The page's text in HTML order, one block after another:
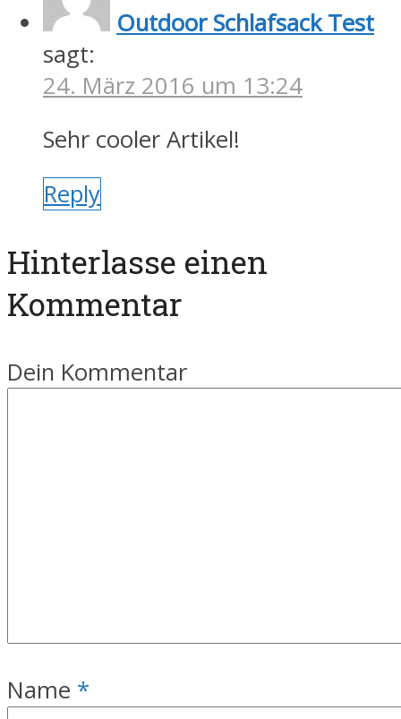
Outdoor Schlafsack Test
sagt:
24. März 2016 um 13:24
Sehr cooler Artikel!
Reply
Hinterlasse einen
Kommentar
Dein Kommentar
Name *